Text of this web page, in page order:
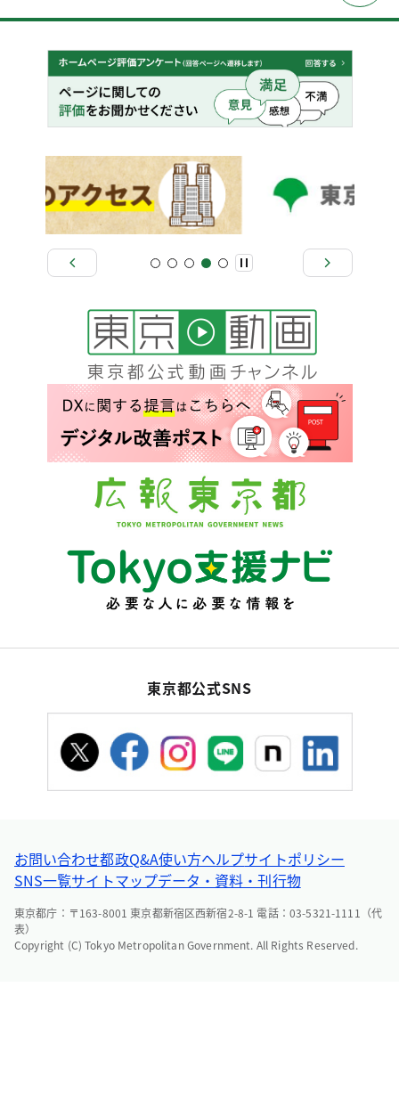
東京都公式SNS
お問い合わせ都政Q&A使い方ヘルプサイトポリシー
SNS一覧サイトマップデータ・資料・刊行物
東京都庁：〒163-8001 東京都新宿区西新宿2-8-1 電話：03-5321-1111（代
表）
Copyright (C) Tokyo Metropolitan Government. All Rights Reserved.